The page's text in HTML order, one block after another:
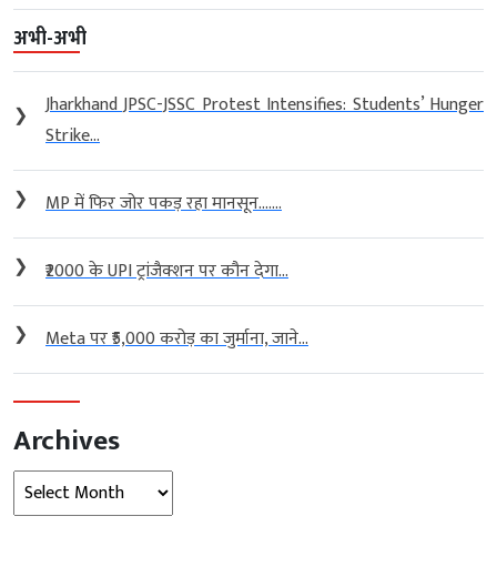
अभी-अभी
❯
Jharkhand JPSC-JSSC Protest Intensifies: Students’ Hunger
Strike...
❯ MP में फिर जोर पकड़ रहा मानसून…....
❯ ₹2000 के UPI ट्रांजैक्शन पर कौन देगा...
❯ Meta पर ₹5,000 करोड़ का जुर्माना, जाने...
Archives
Archives